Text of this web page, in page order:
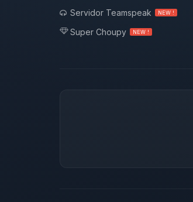
Servidor Teamspeak
NEW !
Super Choupy NEW !